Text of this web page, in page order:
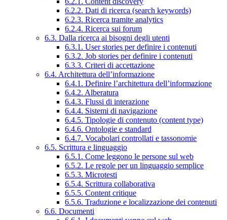
6.2.2. Dati di ricerca (search keywords)
6.2.3. Ricerca tramite analytics
6.2.4. Ricerca sui forum
6.3. Dalla ricerca ai bisogni degli utenti
6.3.1. User stories per definire i contenuti
6.3.2. Job stories per definire i contenuti
6.3.3. Criteri di accettazione
6.4. Architettura dell’informazione
6.4.1. Definire l’architettura dell’informazione
6.4.2. Alberatura
6.4.3. Flussi di interazione
6.4.4. Sistemi di navigazione
6.4.5. Tipologie di contenuto (content type)
6.4.6. Ontologie e standard
6.4.7. Vocabolari controllati e tassonomie
6.5. Scrittura e linguaggio
6.5.1. Come leggono le persone sul web
6.5.2. Le regole per un linguaggio semplice
6.5.3. Microtesti
6.5.4. Scrittura collaborativa
6.5.5. Content critique
6.5.6. Traduzione e localizzazione dei contenuti
6.6. Documenti